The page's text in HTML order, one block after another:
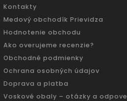
Kontakty
Medový obchodík Prievidza
Hodnotenie obchodu
Ako overujeme recenzie?
Obchodné podmienky
Ochrana osobných údajov
Doprava a platba
Voskové obaly – otázky a